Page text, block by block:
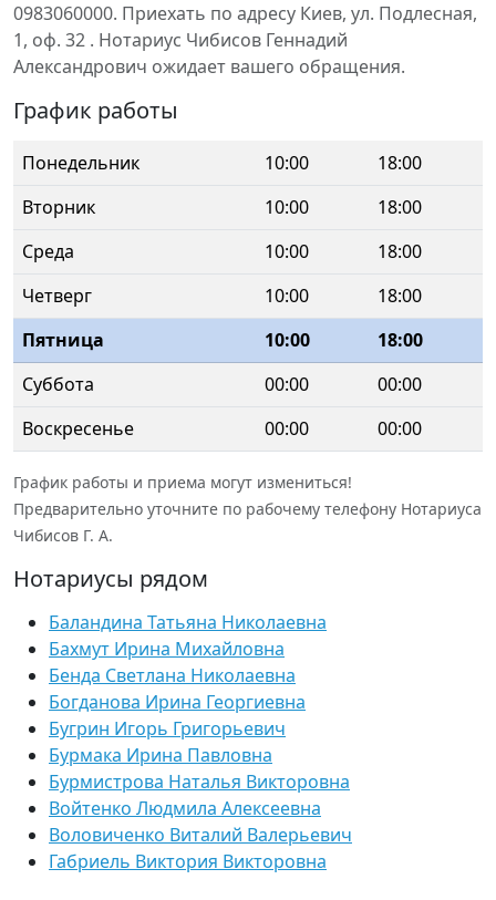
0983060000. Приехать по адресу Киев, ул. Подлесная,
1, оф. 32 . Нотариус Чибисов Геннадий
Александрович ожидает вашего обращения.
График работы
Понедельник 10:00
18:00
Вторник
10:00
18:00
Среда
10:00
18:00
Четверг
10:00
18:00
Пятница
10:00
18:00
Суббота
00:00
00:00
Воскресенье
00:00 00:00
График работы и приема могут измениться!
Предварительно уточните по рабочему телефону Нотариуса
Чибисов Г. А.
Нотариусы рядом
Баландина Татьяна Николаевна
Бахмут Ирина Михайловна
Бенда Светлана Николаевна
Богданова Ирина Георгиевна
Бугрин Игорь Григорьевич
Бурмака Ирина Павловна
Бурмистрова Наталья Викторовна
Войтенко Людмила Алексеевна
Воловиченко Виталий Валерьевич
Габриель Виктория Викторовна